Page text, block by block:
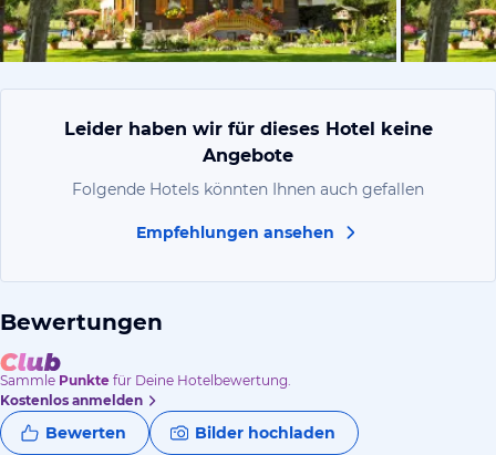
vom
Leider haben wir für dieses Hotel keine
Angebote
Folgende Hotels könnten Ihnen auch gefallen
Empfehlungen ansehen
Bewertungen
Sammle Punkte für Deine Hotelbewertung.
Kostenlos anmelden
Bewerten Bilder hochladen